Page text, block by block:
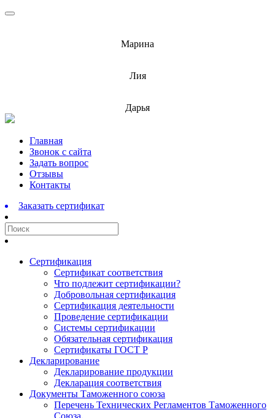
Марина
Лия
Дарья
Перейти
содержимому
Главная
Звонок с сайта
Задать вопрос
Отзывы
Контакты
Заказать сертификат
Сертификация
Сертификат соответствия
Что подлежит сертификации?
Добровольная сертификация
Сертификация деятельности
Проведение сертификации
Системы сертификации
Обязательная сертификация
Сертификаты ГОСТ Р
Декларирование
Декларирование продукции
Декларация соответствия
Документы Таможенного союза
Перечень Технических Регламентов Таможенного